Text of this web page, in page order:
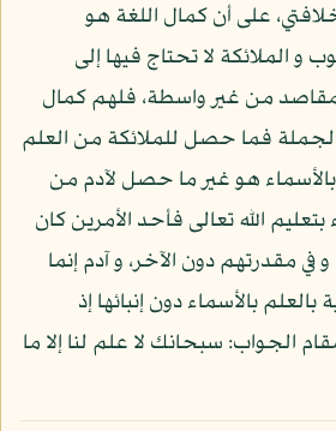
على أن كمال اللغة هو
و الملائكة لا تحتاج فيها إلى
من غير واسطة، فلهم كمال
فما حصل للملائكة من العلم
بالأسماء هو غير ما حصل لآدم من
الله تعالى فأحد الأمرين كان
في مقدرتهم دون الآخر، و آدم إنما
بالأسماء دون إنبائها إذ
مقام الجواب: سبحانك لا علم لنا إلا ما